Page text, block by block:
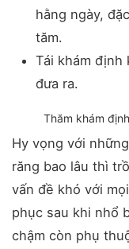
hằng ngày,
tăm.
Tái khám
đưa ra.
Thăm khám
Hy vọng với
răng bao lâu thì
vấn đề khó với
phục sau khi nhổ
chậm còn phụ